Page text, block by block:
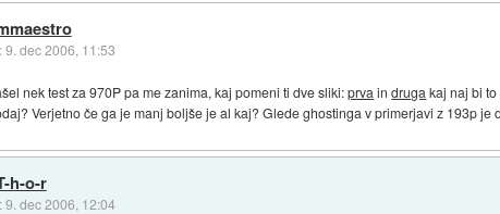
9. dec 2006, 11:53
nek test za 970P pa me zanima, kaj pomeni ti dve sliki:prva indruga kaj naj bi
Verjetno če ga je manj boljše je al kaj? Glede ghostinga v primerjavi z 193p je
h-o-r
9. dec 2006, 12:04